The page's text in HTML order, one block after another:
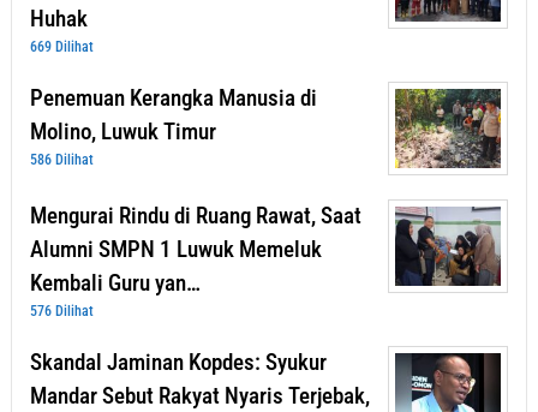
Huhak
669 Dilihat
Penemuan Kerangka Manusia di
Molino, Luwuk Timur
586 Dilihat
Mengurai Rindu di Ruang Rawat, Saat
Alumni SMPN 1 Luwuk Memeluk
Kembali Guru yan…
576 Dilihat
Skandal Jaminan Kopdes: Syukur
Mandar Sebut Rakyat Nyaris Terjebak,